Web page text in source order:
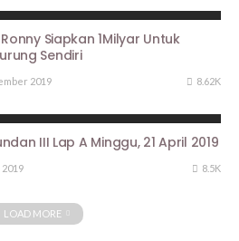
Siapkan 1Milyar Untuk
Sendiri
2019 8.62K
III Lap A Minggu, 21 April 2019
2019 8.5K
LOAD MORE